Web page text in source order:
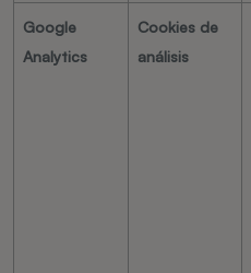
Google
Analytics
Cookies de
análisis